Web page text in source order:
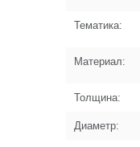
Тематика:
Материал:
Толщина:
Диаметр: